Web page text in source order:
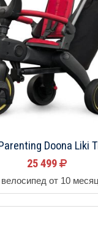
Doona Liki
25 499
от 10